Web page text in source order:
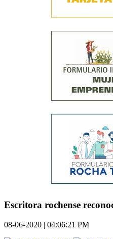
Escritora rochense
08-06-2020 | 04:06:21 PM